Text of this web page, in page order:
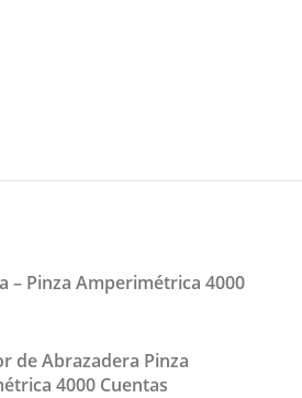
– Pinza Amperimétrica 4000
de Abrazadera Pinza
4000 Cuentas